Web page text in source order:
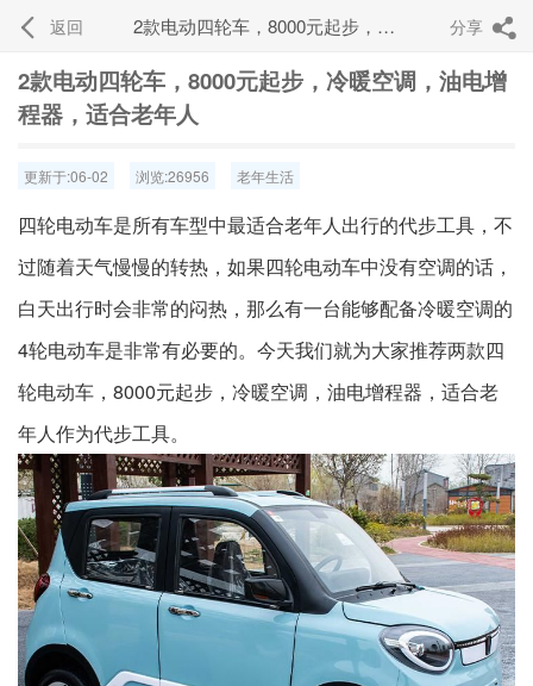
 返回 2款电动四轮车，8000元起步，冷暖空调，油电增程器，适合老年人 分享 
2款电动四轮车，8000元起步，冷暖空调，油电增
程器，适合老年人
更新于:06-02 浏览:26956 老年生活
四轮电动车是所有车型中最适合老年人出行的代步工具，不
过随着天气慢慢的转热，如果四轮电动车中没有空调的话，
白天出行时会非常的闷热，那么有一台能够配备冷暖空调的
4轮电动车是非常有必要的。今天我们就为大家推荐两款四
轮电动车，8000元起步，冷暖空调，油电增程器，适合老
年人作为代步工具。